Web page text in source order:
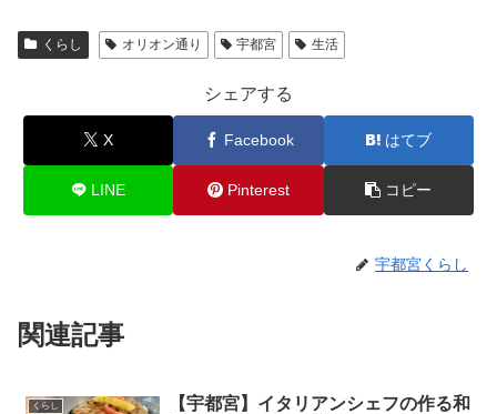
くらし オリオン通り 宇都宮 生活
シェアする
X Facebook はてブ
LINE Pinterest コピー
宇都宮くらし
関連記事
くらし
【宇都宮】イタリアンシェフの作る和